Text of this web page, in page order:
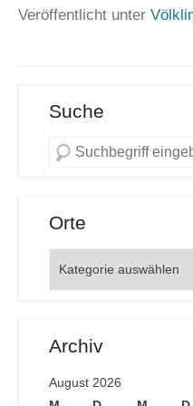
Veröffentlicht unter
Suche
Orte
Archiv
August 2026